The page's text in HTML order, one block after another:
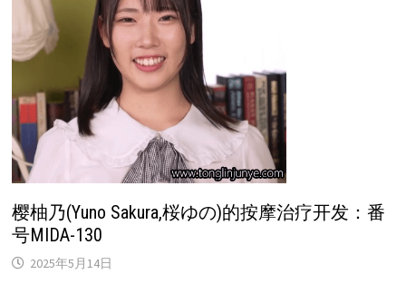
樱柚乃(Yuno Sakura,桜ゆの)的按摩治疗开发：番
号MIDA-130
2025年5月14日